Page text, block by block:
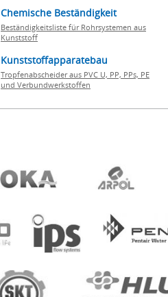
Chemische Beständigkeit
Beständigkeitsliste für Rohrsystemen aus
Kunststoff
Kunststoffapparatebau
Tropfenabscheider aus PVC U, PP, PPs, PE
und Verbundwerkstoffen